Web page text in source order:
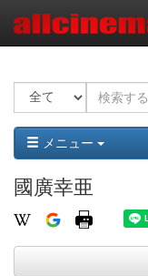
メニュー
國廣幸亜